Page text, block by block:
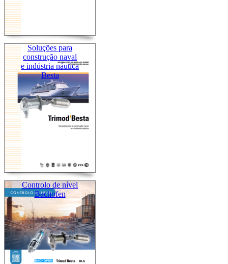
Soluções para
construção naval
e indústria náutica
Besta
Controlo de nível
Bachofen